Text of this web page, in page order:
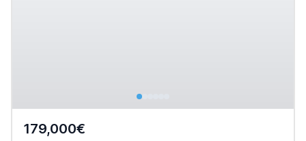
179,000€